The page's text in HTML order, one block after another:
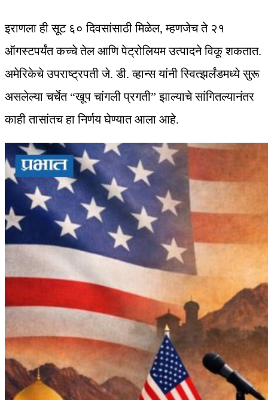
इराणला ही सूट ६० दिवसांसाठी मिळेल, म्हणजेच ते २१
ऑगस्टपर्यंत कच्चे तेल आणि पेट्रोलियम उत्पादने विकू शकतात.
अमेरिकेचे उपराष्ट्रपती जे. डी. व्हान्स यांनी स्वित्झर्लंडमध्ये सुरू
असलेल्या चर्चेत “खूप चांगली प्रगती” झाल्याचे सांगितल्यानंतर
काही तासांतच हा निर्णय घेण्यात आला आहे.